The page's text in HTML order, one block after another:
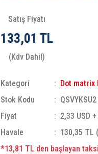
Satış Fiyatı
133,01 TL
(Kdv Dahil)
Kategori
Dot matrix
Stok Kodu
QSVYKSU2
Fiyat
2,33 USD
Havale
130,35 TL
*13,81 TL den başlayan